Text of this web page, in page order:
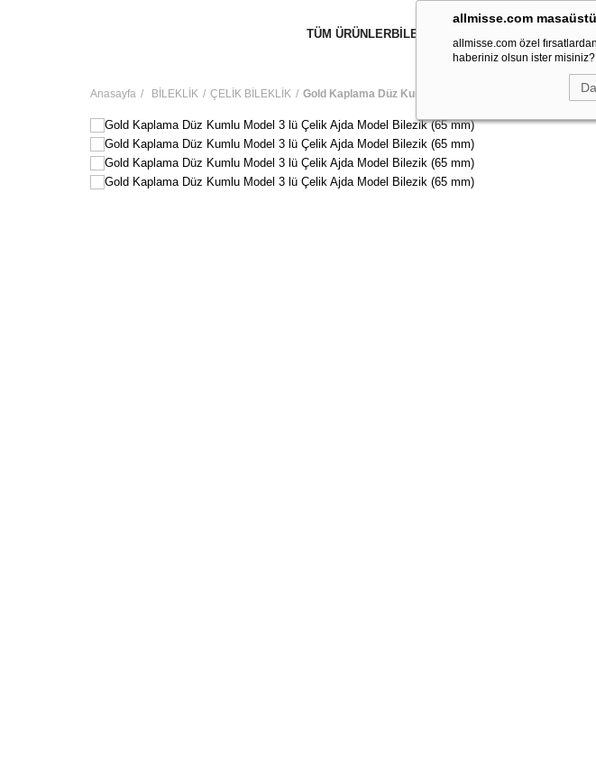
allmisse.com
allmisse.com özel
haberiniz olsun ister misiniz?
TÜM ÜRÜNLERBİLEKLİK
Anasayfa BİLEKLİK ÇELİK BİLEKLİK Gold Kaplama Düz Kumlu Model 3 lü Çelik Ajda Model